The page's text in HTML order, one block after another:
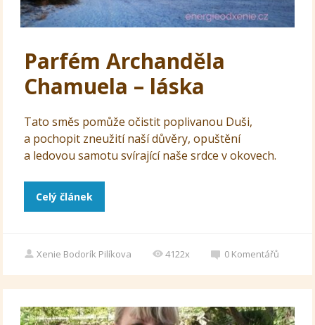
Parfém Archanděla
Chamuela – láska
Tato směs pomůže očistit poplivanou Duši,
a pochopit zneužití naší důvěry, opuštění
a ledovou samotu svírající naše srdce v okovech.
Celý článek
Xenie Bodorík Pilíkova 4122x 0 Komentářů